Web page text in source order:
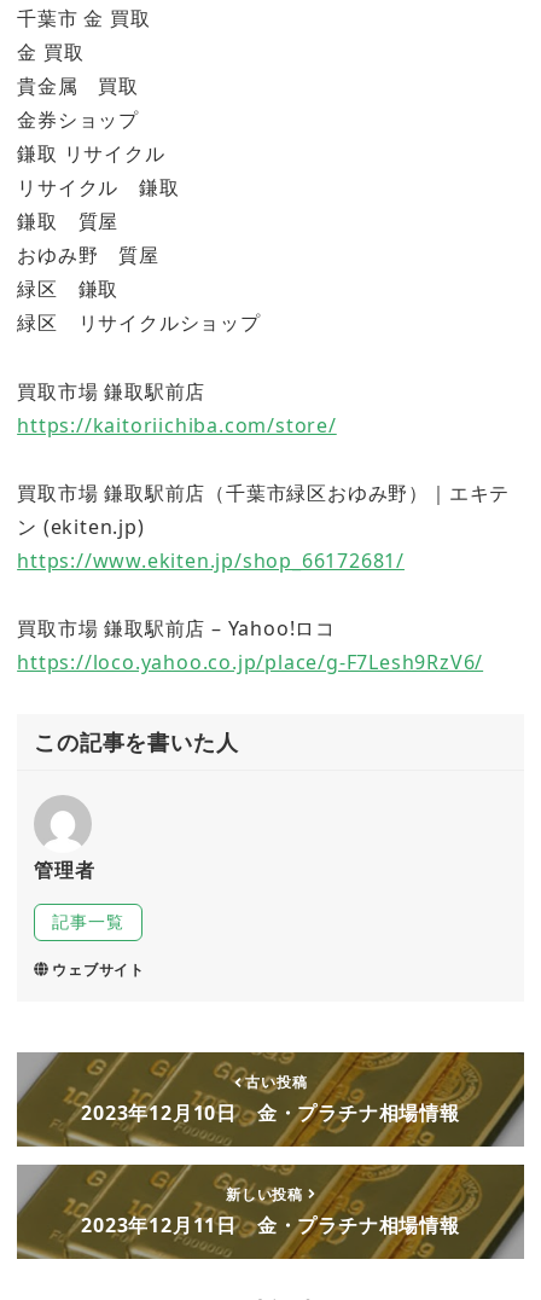
千葉市 金 買取
金 買取
貴金属 買取
金券ショップ
鎌取 リサイクル
リサイクル 鎌取
鎌取 質屋
おゆみ野 質屋
緑区 鎌取
緑区 リサイクルショップ
買取市場 鎌取駅前店
https://kaitoriichiba.com/store/
買取市場 鎌取駅前店（千葉市緑区おゆみ野）｜エキテ
ン (ekiten.jp)
https://www.ekiten.jp/shop_66172681/
買取市場 鎌取駅前店 – Yahoo!ロコ
https://loco.yahoo.co.jp/place/g-F7Lesh9RzV6/
この記事を書いた人
管理者
記事一覧
ウェブサイト
古い投稿
2023年12月10日 金・プラチナ相場情報
新しい投稿
2023年12月11日 金・プラチナ相場情報